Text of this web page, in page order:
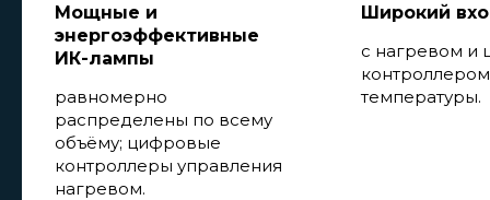
Мощные и
энергоэффективные
ИК-лампы
равномерно
распределены по всему
объёму; цифровые
контроллеры управления
нагревом.
Широкий
с нагревом и
контроллером
температуры.